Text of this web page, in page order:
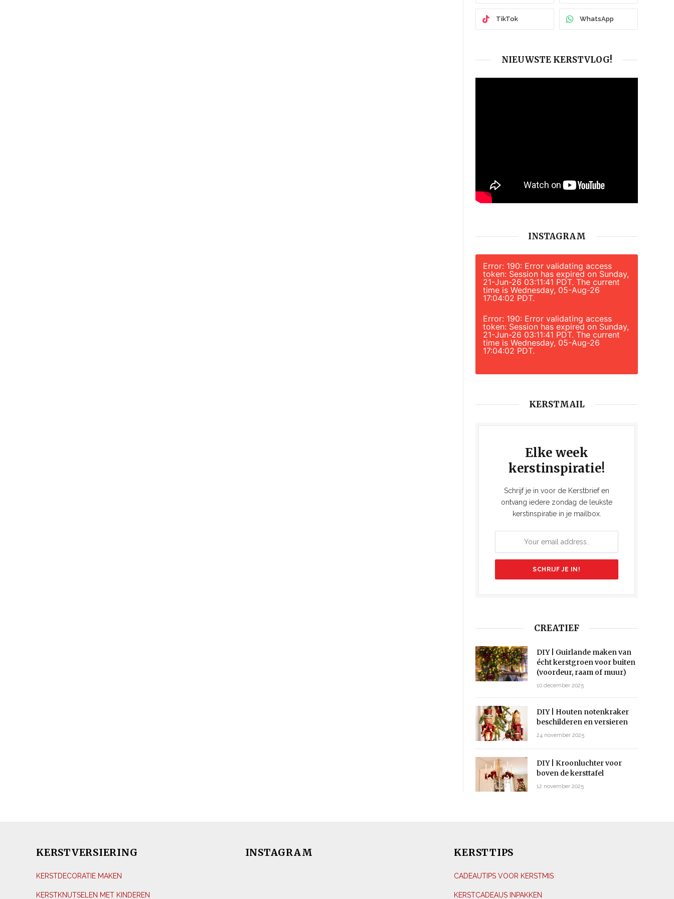
TikTok WhatsApp
NIEUWSTE KERSTVLOG!
INSTAGRAM
Error: 190: Error validating access
token: Session has expired on Sunday,
21-Jun-26 03:11:41 PDT. The current
time is Wednesday, 05-Aug-26
17:04:02 PDT.
Error: 190: Error validating access
token: Session has expired on Sunday,
21-Jun-26 03:11:41 PDT. The current
time is Wednesday, 05-Aug-26
17:04:02 PDT.
KERSTMAIL
Elke week
kerstinspiratie!
Schrijf je in voor de Kerstbrief en
ontvang iedere zondag de leukste
kerstinspiratie in je mailbox.
CREATIEF
DIY | Guirlande maken van
écht kerstgroen voor buiten
(voordeur, raam of muur)
10 december 2025
DIY | Houten notenkraker
beschilderen en versieren
24 november 2025
DIY | Kroonluchter voor
boven de kersttafel
12 november 2025
KERSTVERSIERING
KERSTDECORATIE MAKEN
KERSTKNUTSELEN MET KINDEREN
INSTAGRAM KERSTTIPS
CADEAUTIPS VOOR KERSTMIS
KERSTCADEAUS INPAKKEN